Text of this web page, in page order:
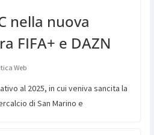
nella nuova
FIFA+ e DAZN
Web
al 2025, in cui veniva sancita la
di San Marino e